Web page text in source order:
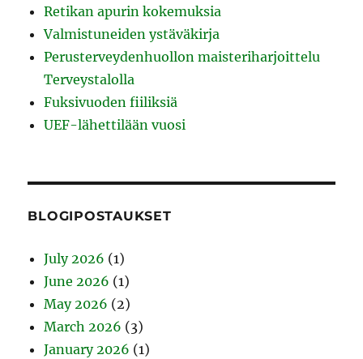
Retikan apurin kokemuksia
Valmistuneiden ystäväkirja
Perusterveydenhuollon maisteriharjoittelu
Terveystalolla
Fuksivuoden fiiliksiä
UEF-lähettilään vuosi
BLOGIPOSTAUKSET
July 2026 (1)
June 2026 (1)
May 2026 (2)
March 2026 (3)
January 2026 (1)